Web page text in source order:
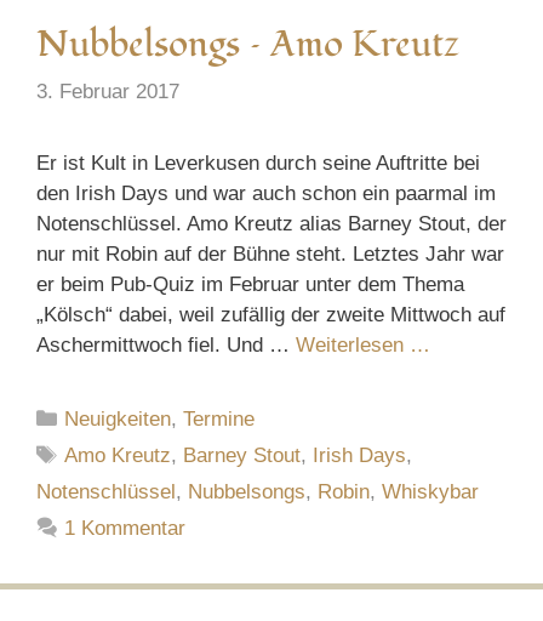
Nubbelsongs – Amo Kreutz
3. Februar 2017
Er ist Kult in Leverkusen durch seine Auftritte bei
den Irish Days und war auch schon ein paarmal im
Notenschlüssel. Amo Kreutz alias Barney Stout, der
nur mit Robin auf der Bühne steht. Letztes Jahr war
er beim Pub-Quiz im Februar unter dem Thema
„Kölsch“ dabei, weil zufällig der zweite Mittwoch auf
Aschermittwoch fiel. Und … Weiterlesen …
Kategorien
Neuigkeiten,Termine
Schlagwörter
Amo Kreutz, Barney Stout, Irish Days,
Notenschlüssel, Nubbelsongs, Robin, Whiskybar
1 Kommentar